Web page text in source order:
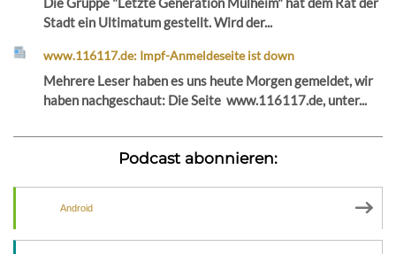
Stadt ein Ultimatum gestellt. Wird der...
www.116117.de: Impf-Anmeldeseite ist down
Mehrere Leser haben es uns heute Morgen gemeldet, wir
haben nachgeschaut: Die Seite www.116117.de, unter...
Podcast abonnieren:
Android